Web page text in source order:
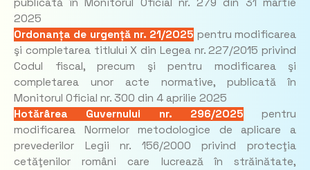
publicată în Monitorul Oficial nr. 279 din 31 martie
2025
Ordonanța de urgență nr. 21/2025 pentru modificarea
şi completarea titlului X din Legea nr. 227/2015 privind
Codul fiscal, precum şi pentru modificarea şi
completarea unor acte normative, publicată în
Monitorul Oficial nr. 300 din 4 aprilie 2025
Hotărârea Guvernului nr. 296/2025 pentru
modificarea Normelor metodologice de aplicare a
prevederilor Legii nr. 156/2000 privind protecţia
cetăţenilor români care lucrează în străinătate,